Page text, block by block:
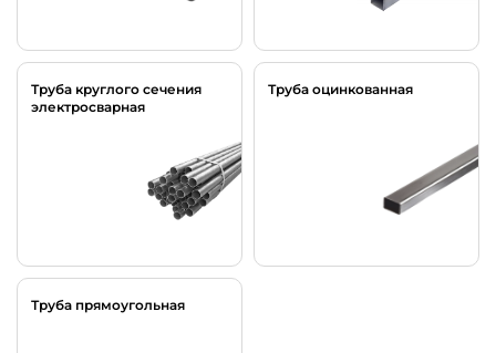
Труба круглого сечения
электросварная
Труба оцинкованная
Труба прямоугольная